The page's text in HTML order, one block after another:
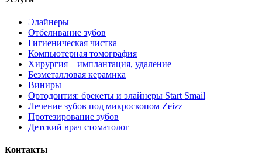
Элайнеры
Отбеливание зубов
Гигиеническая чистка
Компьютерная томография
Хирургия – имплантация, удаление
Безметалловая керамика
Виниры
Ортодонтия: брекеты и элайнеры Start Smail
Лечение зубов под микроскопом Zeizz
Протезирование зубов
Детский врач стоматолог
Контакты